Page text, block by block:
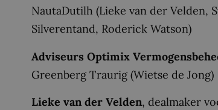
NautaDutilh (Lieke van der Velden,
Silverentand, Roderick Watson)
Adviseurs Optimix
Greenberg Traurig (Wietse de Jong)
Lieke van der Velden, dealmaker